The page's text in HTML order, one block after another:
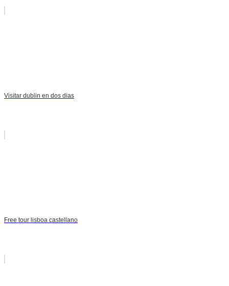
Visitar dublin en dos dias
Free tour lisboa castellano